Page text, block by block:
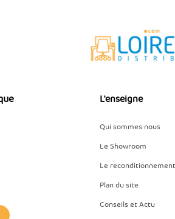
L'enseigne
Qui sommes nous
Le Showroom
Le reconditionnement
Plan du site
Conseils et Actu